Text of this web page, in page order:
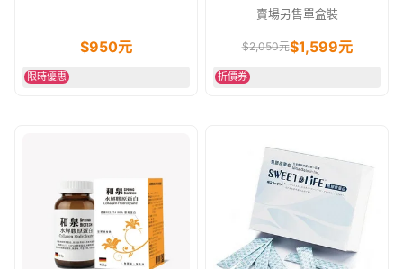
$950元
限時優惠
鋅全護發泡錠丨3000mg
賣場另售單盒裝
$2,050元$1,599元
折價券